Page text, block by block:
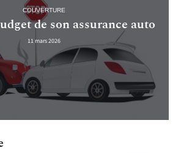
COUVERTURE
de son assurance auto
11 mars 2026